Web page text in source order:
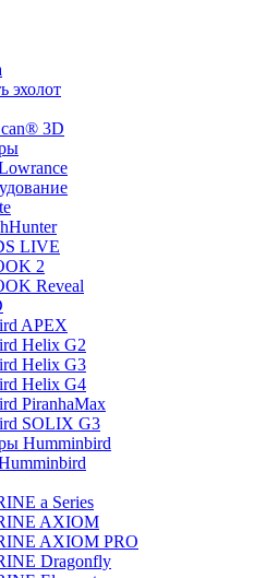
эхолот
3D
LIVE
2
Reveal
APEX
Helix G2
Helix G3
Helix G4
PiranhaMax
SOLIX G3
Humminbird
a Series
AXIOM
AXIOM PRO
Dragonfly